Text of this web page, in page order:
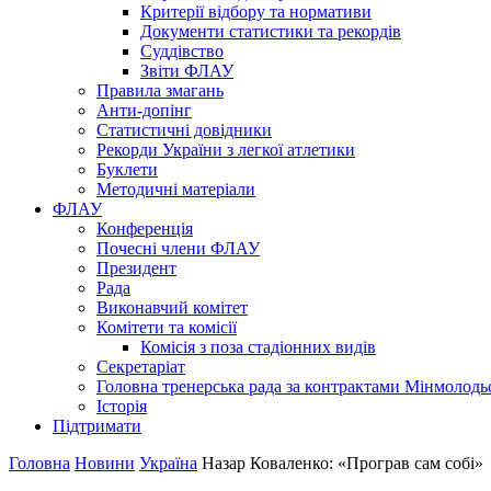
Критерії відбору та нормативи
Документи статистики та рекордів
Суддівство
Звіти ФЛАУ
Правила змагань
Анти-допінг
Статистичні довідники
Рекорди України з легкої атлетики
Буклети
Методичні матеріали
ФЛАУ
Конференція
Почесні члени ФЛАУ
Президент
Рада
Виконавчий комітет
Комітети та комісії
Комісія з поза стадіонних видів
Секретаріат
Головна тренерська рада за контрактами
Історія
Підтримати
Головна Новини Україна Назар Коваленко: «Програв сам собі»